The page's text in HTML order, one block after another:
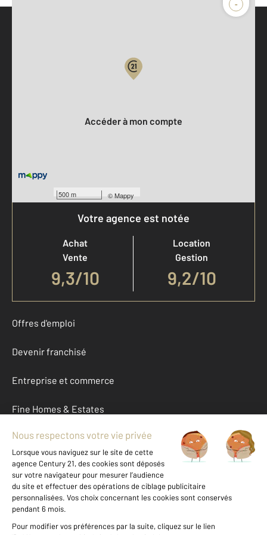
-
500 m ©Mappy
Accéder à mon compte
Votre agence est notée
Achat
Vente
9,3/10
Location
Gestion
9,2/10
Offres d'emploi
Devenir franchisé
Entreprise et commerce
Fine Homes & Estates
À propos
International
Nous contacter